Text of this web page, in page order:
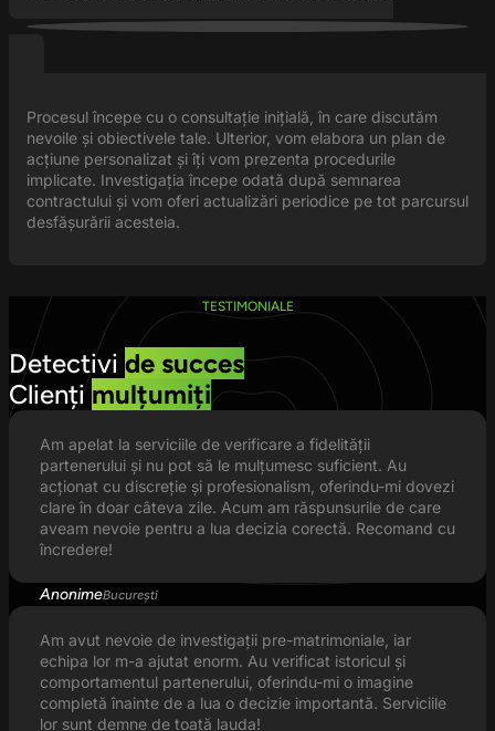
Procesul începe cu o consultație inițială, în care discutăm
nevoile și obiectivele tale. Ulterior, vom elabora un plan de
acțiune personalizat și îți vom prezenta procedurile
implicate. Investigația începe odată după semnarea
contractului și vom oferi actualizări periodice pe tot parcursul
desfășurării acesteia.
TESTIMONIALE
Detectivi de succes
Cliențimulțumiți
Am apelat la serviciile de verificare a fidelității
partenerului și nu pot să le mulțumesc suficient. Au
acționat cu discreție și profesionalism, oferindu-mi dovezi
clare în doar câteva zile. Acum am răspunsurile de care
aveam nevoie pentru a lua decizia corectă. Recomand cu
încredere!
AnonimeBucurești
Am avut nevoie de investigații pre-matrimoniale, iar
echipa lor m-a ajutat enorm. Au verificat istoricul și
comportamentul partenerului, oferindu-mi o imagine
completă înainte de a lua o decizie importantă. Serviciile
lor sunt demne de toată lauda!